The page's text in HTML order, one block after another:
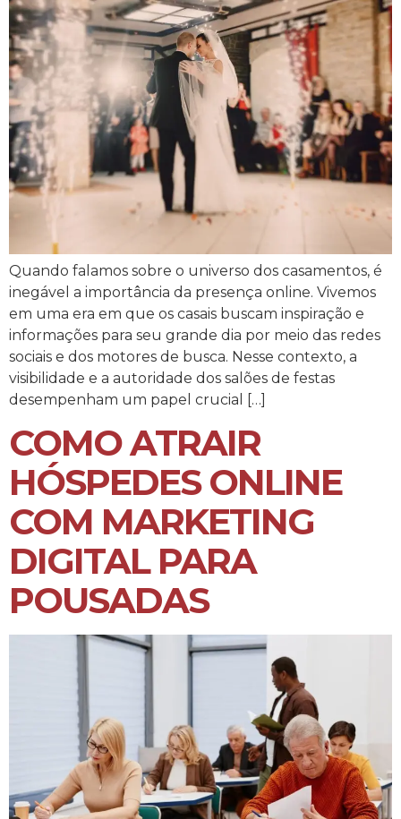
Quando falamos sobre o universo dos casamentos, é
inegável a importância da presença online. Vivemos
em uma era em que os casais buscam inspiração e
informações para seu grande dia por meio das redes
sociais e dos motores de busca. Nesse contexto, a
visibilidade e a autoridade dos salões de festas
desempenham um papel crucial […]
COMO ATRAIR
HÓSPEDES ONLINE
COM MARKETING
DIGITAL PARA
POUSADAS